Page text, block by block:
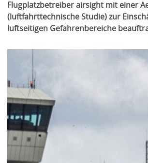
Flugplatzbetreiber airsight mit einer
(luftfahrttechnische Studie) zur
luftseitigen Gefahrenbereiche